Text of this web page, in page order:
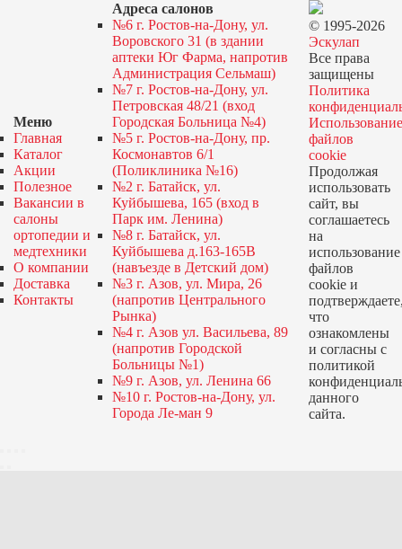
Меню
Главная
Каталог
Акции
Полезное
Вакансии в
салоны
ортопедии и
медтехники
О компании
Доставка
Контакты
Адреса салонов
№6 г. Ростов-на-Дону, ул.
Воровского 31 (в здании
аптеки Юг Фарма, напротив
Администрация Сельмаш)
№7 г. Ростов-на-Дону, ул.
Петровская 48/21 (вход
Городская Больница №4)
№5 г. Ростов-на-Дону, пр.
Космонавтов 6/1
(Поликлиника №16)
№2 г. Батайск, ул.
Куйбышева, 165 (вход в
Парк им. Ленина)
№8 г. Батайск, ул.
Куйбышева д.163-165В
(навъезде в Детский дом)
№3 г. Азов, ул. Мира, 26
(напротив Центрального
Рынка)
№4 г. Азов ул. Васильева, 89
(напротив Городской
Больницы №1)
№9 г. Азов, ул. Ленина 66
№10 г. Ростов-на-Дону, ул.
Города Ле-ман 9
© 1995-2026
Эскулап
Все права
защищены
Политика
Использование
файлов
cookie
Продолжая
использовать
сайт, вы
соглашаетесь
на
использование
файлов
cookie и
что
ознакомлены
и согласны с
политикой
данного
сайта.